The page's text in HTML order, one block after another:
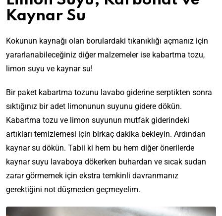
Kaynar Su
Kokunun kaynağı olan borulardaki tıkanıklığı açmanız için
yararlanabileceğiniz diğer malzemeler ise kabartma tozu,
limon suyu ve kaynar su!
Bir paket kabartma tozunu lavabo giderine serptikten sonra
sıktığınız bir adet limonunun suyunu gidere dökün.
Kabartma tozu ve limon suyunun mutfak giderindeki
artıkları temizlemesi için birkaç dakika bekleyin. Ardından
kaynar su dökün. Tabii ki hem bu hem diğer önerilerde
kaynar suyu lavaboya dökerken buhardan ve sıcak sudan
zarar görmemek için ekstra temkinli davranmanız
gerektiğini not düşmeden geçmeyelim.